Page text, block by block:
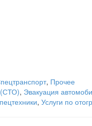
, Прочее
(СТО), Эвакуация
, Услуги по